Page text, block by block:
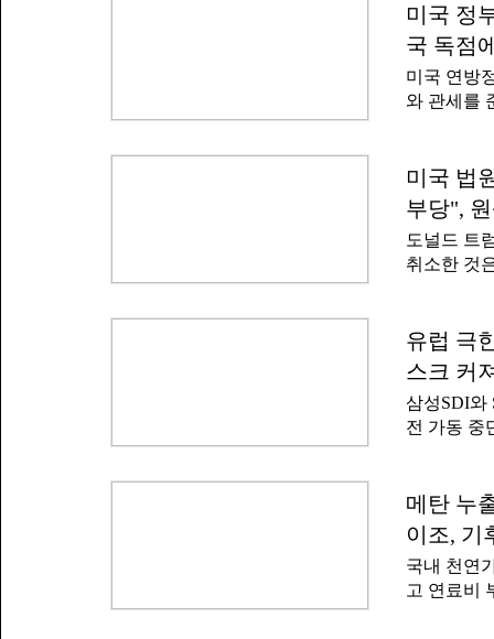
루이지애
표했다. 굿
및 발달
고 있다.또
지애나 환
재생에너
거리로 도
제로 나타
3회에 걸쳐 이
환 속에서
미국 정
국 독점
미국 연방
와 관세를
한 관세와
보도했다.
망됐다.
조에 근거
이번에 이
원은 로이
실리콘 시
로 떨어져
관세를 결
미국 법
부당",
도널드 트
취소한 것
수 조치가
호청이 보
경보호청
지급되지
문의에 '향
정보에도
가 없다는
은 2022년
지원 프로
유럽 극
스크 커
삼성SDI와
전 가동 중
해 한국 기
보도에 따
차 공장의
에 볼로얀
가동을 중
메탄 누
이조, 기
국내 천연
고 연료비